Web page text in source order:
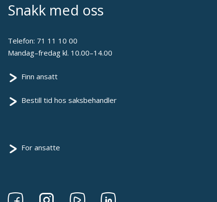
Snakk med oss
Telefon: 71 11 10 00
Mandag–fredag kl. 10.00–14.00
Finn ansatt
Bestill tid hos saksbehandler
For ansatte